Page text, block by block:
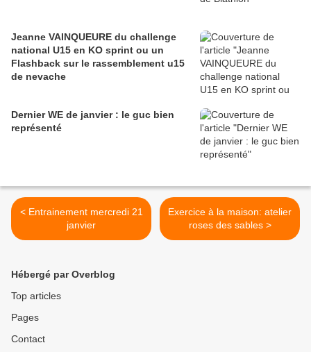
Jeanne VAINQUEURE du challenge
national U15 en KO sprint ou un
Flashback sur le rassemblement u15
de nevache
Dernier WE de janvier : le guc bien
représenté
< Entrainement mercredi 21
janvier
Exercice à la maison: atelier
roses des sables >
Hébergé par Overblog
Top articles
Pages
Contact